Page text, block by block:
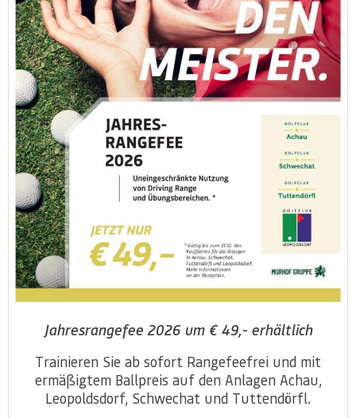
Jahresrangefee 2026 um € 49,- erhältlich
Trainieren Sie ab sofort Rangefeefrei und mit
ermäßigtem Ballpreis auf den Anlagen Achau,
Leopoldsdorf, Schwechat und Tuttendörfl.